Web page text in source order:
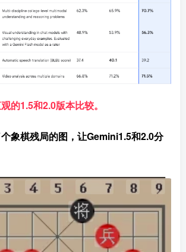
的1.5和2.0版本比较。
象棋残局的图，让Gemini1.5和2.0分